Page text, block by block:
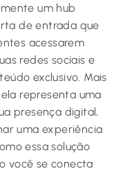
um hub
de entrada que
acessarem
redes sociais e
exclusivo. Mais
representa uma
presença digital,
uma experiência
essa solução
você se conecta